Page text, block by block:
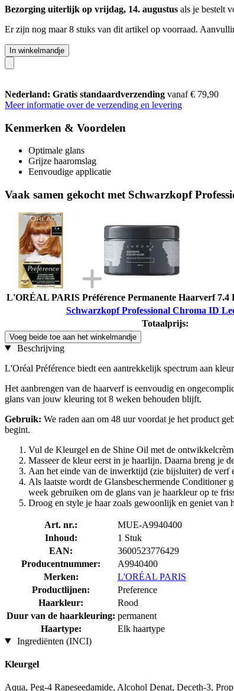
Bezorging uiterlijk op vrijdag, 14. augustus als je bestelt
Er zijn nog maar 8 stuks van dit artikel op voorraad.
In winkelmandje
Nederland: Gratis standaardverzending vanaf € 79,90
Meer informatie over de verzending en levering
Kenmerken & Voordelen
Optimale glans
Grijze haaromslag
Eenvoudige applicatie
Vaak samen gekocht met Schwarzkopf
L'ORÉAL PARIS Préférence Permanente Haarverf
Schwarzkopf Professional Chroma ID
Totaalprijs:
Voeg beide toe aan het winkelmandje
Beschrijving
L'Oréal Préférence biedt een aantrekkelijk spectrum aan
Het aanbrengen van de haarverf is eenvoudig en
glans van jouw kleuring tot 8 weken behouden blijft.
Gebruik: We raden aan om 48 uur voordat je het product
begint.
Vul de Kleurgel en de Shine Oil met de
Masseer de kleur eerst in je haarlijn. Daarna breng je
Aan het einde van de inwerktijd (zie bijsluiter) de verf
Als laatste wordt de Glansbeschermende Conditioner
week gebruiken om de glans van je haarkleur op te
Droog en style je haar zoals gewoonlijk en geniet van
Art. nr.:
MUE-A9940400
Inhoud:
1 Stuk
EAN:
3600523776429
Producentnummer:
A9940400
Merken:
L'ORÉAL PARIS
Productlijnen:
Preference
Haarkleur:
Rood
Duur van de haarkleuring: permanent
Haartype:
Elk haartype
Ingrediënten (INCI)
Kleurgel
Aqua, Peg-4 Rapeseedamide, Alcohol Denat, Deceth-3,